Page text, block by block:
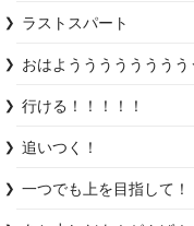
ラストスパート
おはようううううううう
行ける！！！！！
追いつく！
一つでも上を目指して！